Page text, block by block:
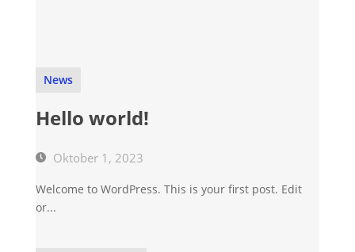
News
Hello world!
Oktober 1, 2023
Welcome to WordPress. This is your first post. Edit
or...